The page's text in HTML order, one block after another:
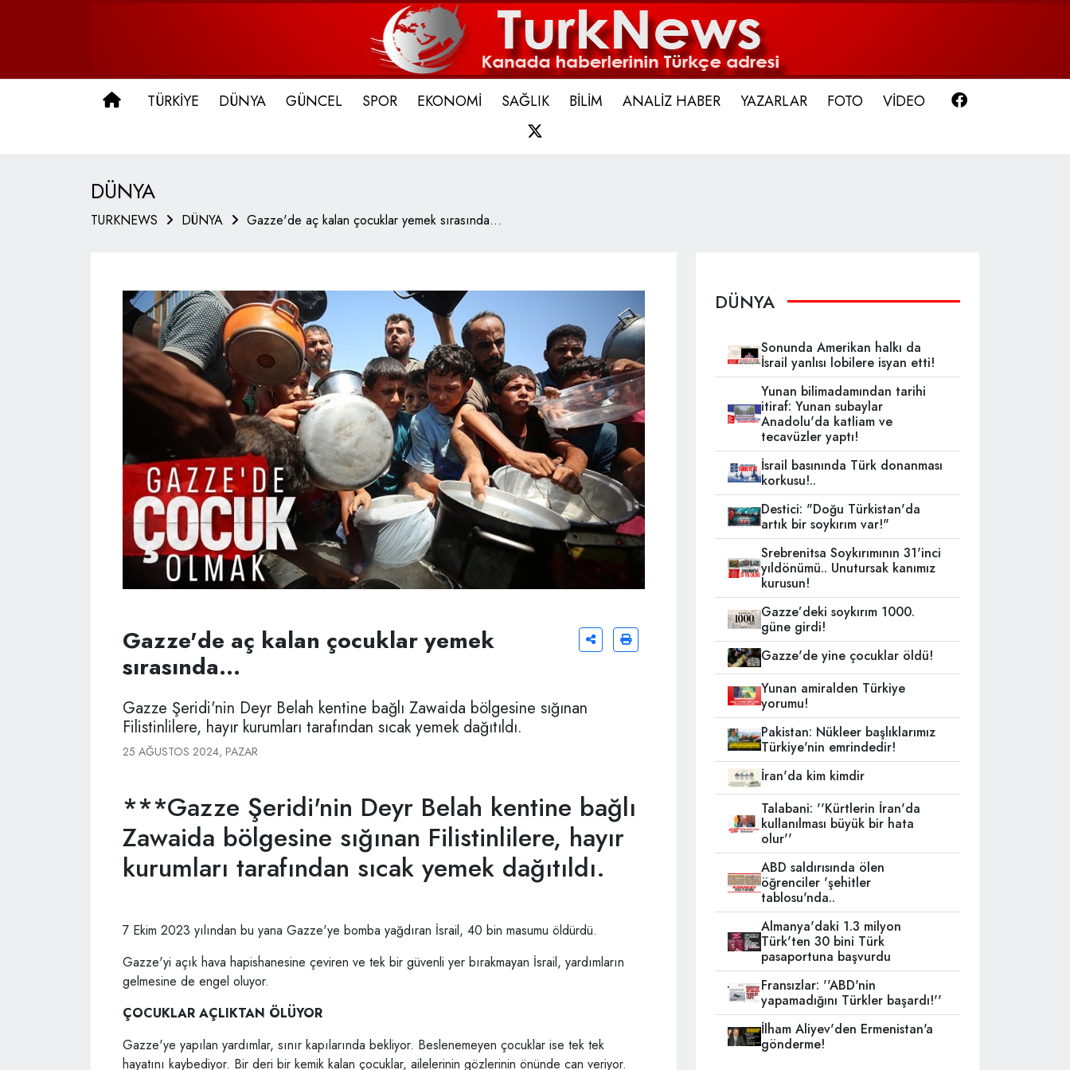
ANA SAYFA
TÜRKİYE DÜNYA GÜNCEL SPOR EKONOMİ SAĞLIK BİLİM ANALİZ HABER YAZARLAR FOTO VİDEO
DÜNYA
TURKNEWS DÜNYA Gazze'de aç kalan çocuklar yemek sırasında...
Gazze'de aç kalan çocuklar yemek
sırasında...
Gazze Şeridi'nin Deyr Belah kentine bağlı Zawaida bölgesine sığınan
Filistinlilere, hayır kurumları tarafından sıcak yemek dağıtıldı.
25 AĞUSTOS 2024, PAZAR
***Gazze Şeridi'nin Deyr Belah kentine bağlı
Zawaida bölgesine sığınan Filistinlilere, hayır
kurumları tarafından sıcak yemek dağıtıldı.
7 Ekim 2023 yılından bu yana Gazze'ye bomba yağdıran İsrail, 40 bin masumu öldürdü.
Gazze'yi açık hava hapishanesine çeviren ve tek bir güvenli yer bırakmayan İsrail, yardımların
gelmesine de engel oluyor.
ÇOCUKLAR AÇLIKTAN ÖLÜYOR
Gazze'ye yapılan yardımlar, sınır kapılarında bekliyor. Beslenemeyen çocuklar ise tek tek
hayatını kaybediyor. Bir deri bir kemik kalan çocuklar, ailelerinin gözlerinin önünde can veriyor.
DÜNYA
Sonunda Amerikan halkı da
İsrail yanlısı lobilere isyan etti!
Yunan bilimadamından tarihi
itiraf: Yunan subaylar
Anadolu'da katliam ve
tecavüzler yaptı!
İsrail basınında Türk donanması
korkusu!..
Destici: "Doğu Türkistan'da
artık bir soykırım var!"
Srebrenitsa Soykırımının 31'inci
yıldönümü.. Unutursak kanımız
kurusun!
Gazze’deki soykırım 1000.
güne girdi!
Gazze'de yine çocuklar öldü!
Yunan amiralden Türkiye
yorumu!
Pakistan: Nükleer başlıklarımız
Türkiye'nin emrindedir!
İran'da kim kimdir
Talabani: ''Kürtlerin İran'da
kullanılması büyük bir hata
olur''
ABD saldırısında ölen
öğrenciler 'şehitler
tablosu'nda..
Almanya'daki 1.3 milyon
Türk'ten 30 bini Türk
pasaportuna başvurdu
Fransızlar: ''ABD'nin
yapamadığını Türkler başardı!''
İlham Aliyev'den Ermenistan'a
gönderme!